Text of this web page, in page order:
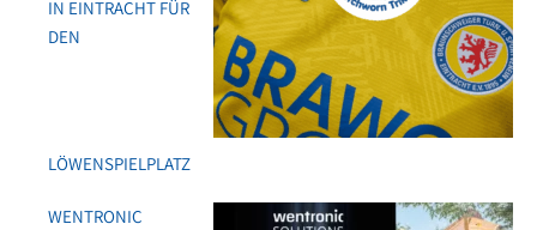
IN EINTRACHT FÜR
DEN
LÖWENSPIELPLATZ
WENTRONIC